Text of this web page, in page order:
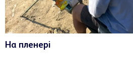
На пленері